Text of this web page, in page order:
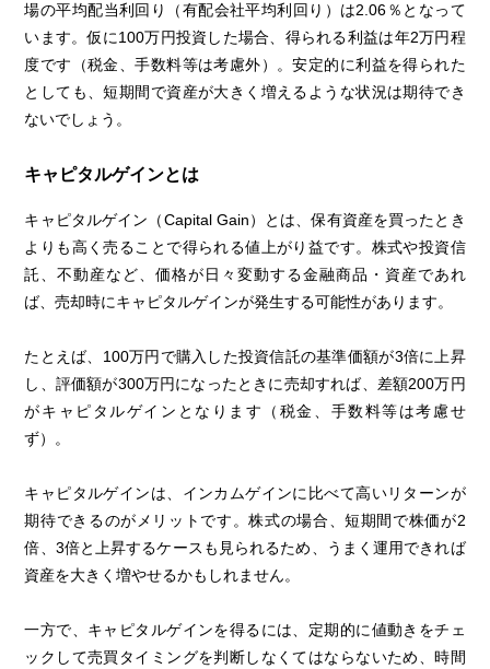
場の平均配当利回り（有配会社平均利回り）は2.06％となって
います。仮に100万円投資した場合、得られる利益は年2万円程
度です（税金、手数料等は考慮外）。安定的に利益を得られた
としても、短期間で資産が大きく増えるような状況は期待でき
ないでしょう。
キャピタルゲインとは
キャピタルゲイン（Capital Gain）とは、保有資産を買ったとき
よりも高く売ることで得られる値上がり益です。株式や投資信
託、不動産など、価格が日々変動する金融商品・資産であれ
ば、売却時にキャピタルゲインが発生する可能性があります。
たとえば、100万円で購入した投資信託の基準価額が3倍に上昇
し、評価額が300万円になったときに売却すれば、差額200万円
がキャピタルゲインとなります（税金、手数料等は考慮せ
ず）。
キャピタルゲインは、インカムゲインに比べて高いリターンが
期待できるのがメリットです。株式の場合、短期間で株価が2
倍、3倍と上昇するケースも見られるため、うまく運用できれば
資産を大きく増やせるかもしれません。
一方で、キャピタルゲインを得るには、定期的に値動きをチェ
ックして売買タイミングを判断しなくてはならないため、時間